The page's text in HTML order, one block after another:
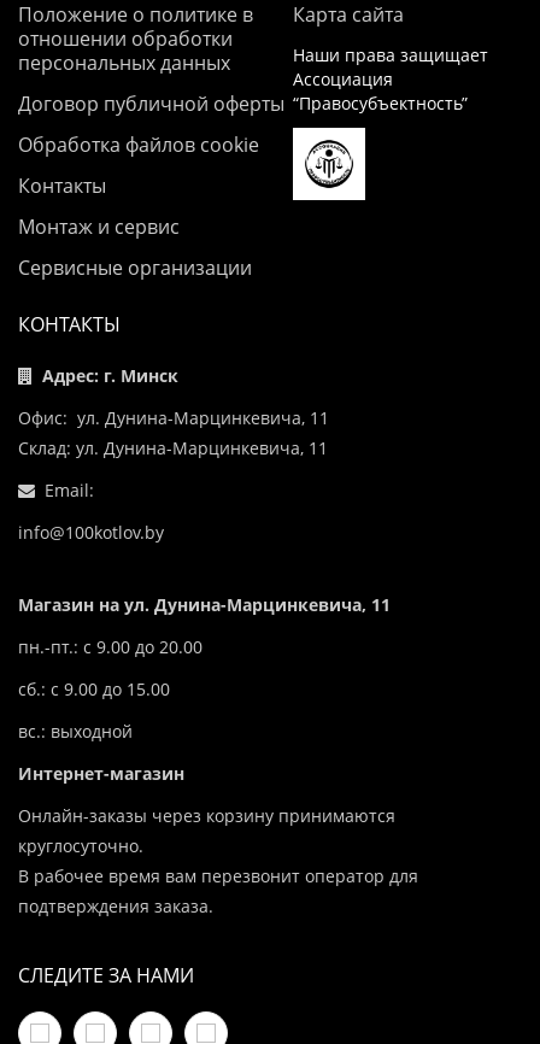
Положение о политике в
отношении обработки
персональных данных
Договор публичной оферты
Обработка файлов cookie
Контакты
Монтаж и сервис
Сервисные организации
Карта сайта
Наши права защищает
Ассоциация
“Правосубъектность”
КОНТАКТЫ
Адрес: г. Минск
Офис: ул. Дунина-Марцинкевича, 11
Склад: ул. Дунина-Марцинкевича, 11
Email:
info@100kotlov.by
Магазин на ул. Дунина-Марцинкевича, 11
пн.-пт.: с 9.00 до 20.00
сб.: с 9.00 до 15.00
вс.: выходной
Интернет-магазин
Онлайн-заказы через корзину принимаются
круглосуточно.
В рабочее время вам перезвонит оператор для
подтверждения заказа.
СЛЕДИТЕ ЗА НАМИ